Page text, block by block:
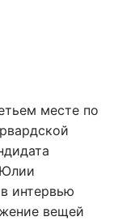
месте по
интервью
вещей